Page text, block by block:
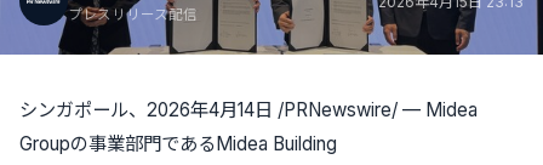
プレスリリース配信
シンガポール、2026年4月14日 /PRNewswire/ — Midea
Groupの事業部門であるMidea Building